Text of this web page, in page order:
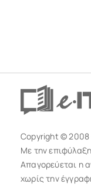
Copyright © 2008
Με την
Απαγορεύεται η
χωρίς την